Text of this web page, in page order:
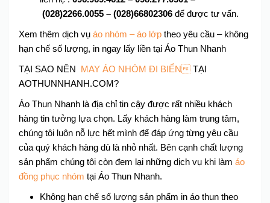
(028)2266.0055 – (028)66802306 để được tư vấn.
Xem thêm dịch vụ áo nhóm – áo lớp theo yêu cầu – không
hạn chế số lượng, in ngay lấy liền tại Áo Thun Nhanh
TẠI SAO NÊN MAY ÁO NHÓM ĐI BIỂN TẠI
AOTHUNNHANH.COM?
Áo Thun Nhanh là địa chỉ tin cậy được rất nhiều khách
hàng tin tưởng lựa chọn. Lấy khách hàng làm trung tâm,
chúng tôi luôn nỗ lực hết mình để đáp ứng từng yêu cầu
của quý khách hàng dù là nhỏ nhất. Bên cạnh chất lượng
sản phẩm chúng tôi còn đem lại những dịch vụ khi làm áo
đồng phục nhóm tại Áo Thun Nhanh.
Không hạn chế số lượng sản phẩm in áo thun theo